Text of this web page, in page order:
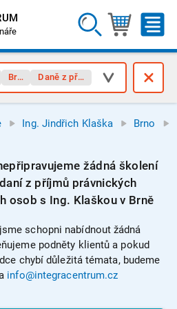
Brno Daně z příjmů
Ing. Jindřich Klaška Brno
žádná školení
z příjmů právnických
osob s Ing. Klaškou v Brně
schopni nabídnout žádná
podněty klientů a pokud
chybí důležitá témata, budeme
info@integracentrum.cz